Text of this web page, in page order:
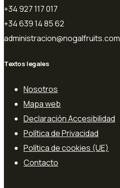
+34 927 117 017
+34 639 14 85 62
administracion@nogalfruits.com
Textos legales
Nosotros
Mapa web
Declaración Accesibilidad
Política de Privacidad
Política de cookies (UE)
Contacto